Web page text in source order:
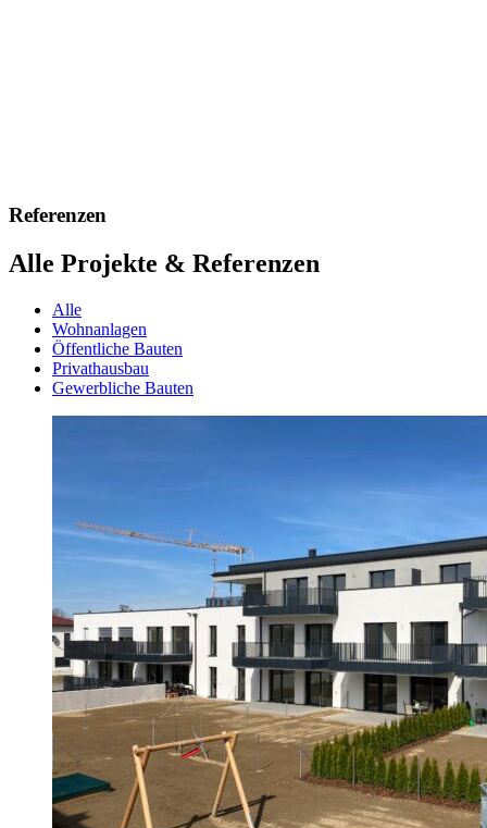
Referenzen
Alle Projekte & Referenzen
Alle
Wohnanlagen
Öffentliche Bauten
Privathausbau
Gewerbliche Bauten